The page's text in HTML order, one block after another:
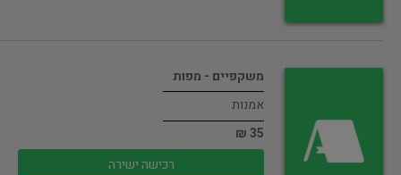
משקפיים - מפות
אמנות
35 ₪
רכישה ישירה